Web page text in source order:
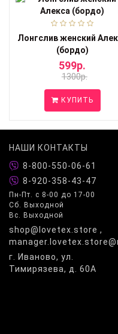
Лонгслив женский
(бордо)
599р.
1300р.
КУПИТЬ
НАШИ КОНТАКТЫ
8-800-550-06-61
8-920-358-43-47
Пн-Пт. с 8-00 до 17-00
Сб. Выходной
Вс. Выходной
shop@lovetex.store ,
г. Иваново, ул.
Тимирязева, д. 60А